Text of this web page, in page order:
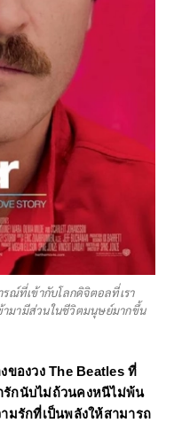
ณ์ที่เข้ากับโลกดิจิตอลที่เรา
ามามีส่วนในชีวิตมนุษย์มากขึ้น
ของวง The Beatles ที่
รักนับไม่ถ้วนคงหนีไม่พ้น
มรักที่เป็นพลังให้สามารถ